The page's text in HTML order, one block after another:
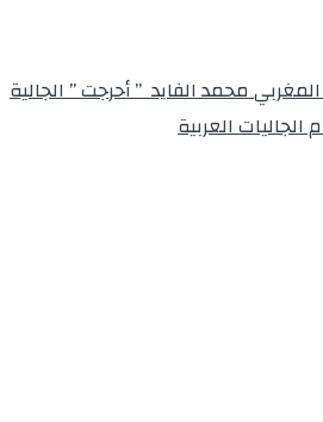
محمد الفايد ” أحرجت ” الجالية
الجاليات العربية